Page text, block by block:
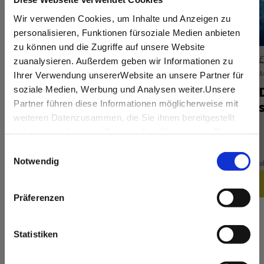
Wir verwenden Cookies, um Inhalte und Anzeigen zu
personalisieren, Funktionen fürsoziale Medien anbieten
zu können und die Zugriffe auf unsere Website
zuanalysieren. Außerdem geben wir Informationen zu
Ihrer Verwendung unsererWebsite an unsere Partner für
soziale Medien, Werbung und Analysen weiter.Unsere
Partner führen diese Informationen möglicherweise mit
weiteren Datenzusammen, die Sie ihnen bereitgestellt
Impressum
Notwendig
Präferenzen
Statistiken
Entfernung anzeigen Stage Palladium Theater
We Will Rock You - Das Mu­si­cal
Musicals & Shows Heute
ab65,99 €
Alle Veranstaltungen in Stuttgart